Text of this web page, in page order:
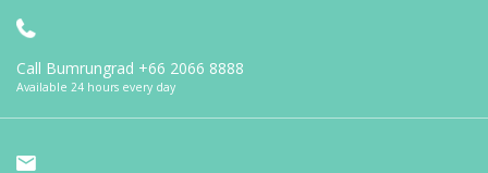
Call Bumrungrad +66 2066 8888
Available 24 hours every day